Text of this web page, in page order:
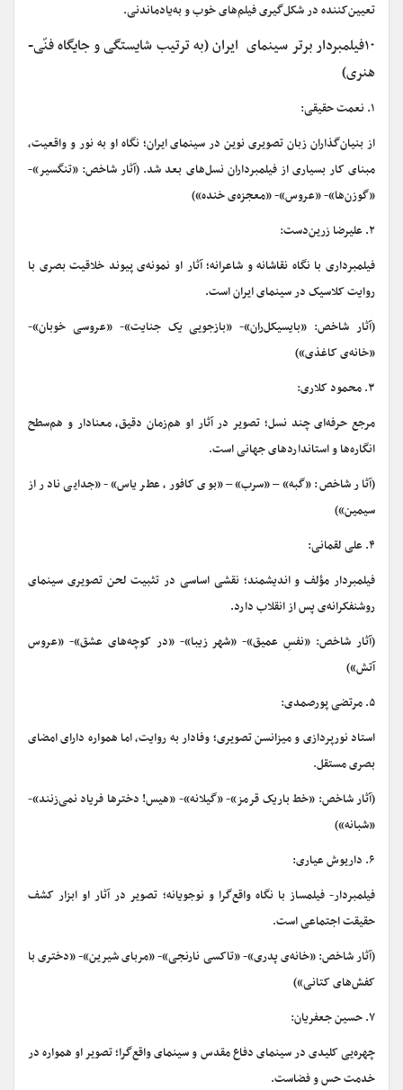
تعیین‌کننده در شکل‌گیری فیلم‌های خوب و به‌یادماندنی.
۱۰فیلمبردار برتر سینمای ایران (به ترتیب شایستگی و جایگاه فنّی-
هنری)
۱. نعمت حقیقی:
از بنیان‌گذاران زبان تصویری نوین در سینمای ایران؛ نگاه او به نور و واقعیت،
مبنای کار بسیاری از فیلمبرداران نسل‌های بعد شد. (آثار شاخص: «تنگسیر»-
«گوزن‌ها»- «عروس»- «معجزه‌ی خنده»)
۲. علیرضا زرین‌دست:
فیلمبرداری با نگاه نقاشانه و شاعرانه؛ آثار او نمونه‌ی پیوند خلاقیت بصری با
روایت کلاسیک در سینمای ایران است.
(آثار شاخص: «بایسیکل‌ران»- «بازجویی یک جنایت»- «عروسی خوبان»-
«خانه‌ی کاغذی»)
۳. محمود کلاری:
مرجع حرفه‌ای چند نسل؛ تصویر در آثار او هم‌زمان دقیق، معنادار و هم‌سطح
انگاره‌ها و استانداردهای جهانی است.
(آثار شاخص: «گبه»– «سرب»– «بوی کافور، عطر یاس»- «جدایی نادر از
سیمین»)
۴. علی لقمانی:
فیلمبردار مؤلف و اندیشمند؛ نقشی اساسی در تثبیت لحن تصویری سینمای
روشنفکرانه‌ی پس از انقلاب دارد.
(آثار شاخص: «نفسِ عمیق»- «شهر زیبا»- «در کوچه‌های عشق»- «عروس
آتش»)
۵. مرتضی پورصمدی:
استاد نورپردازی و میزانسن تصویری؛ وفادار به روایت، اما همواره دارای امضای
بصری مستقل.
(آثار شاخص: «خط باریک قرمز»- «گیلانه»- «هیس! دخترها فریاد نمی‌زنند»-
«شبانه»)
۶. داریوش عیاری:
فیلمبردار- فیلمساز با نگاه واقع‌گرا و نوجویانه؛ تصویر در آثار او ابزار کشف
حقیقت اجتماعی است.
(آثار شاخص: «خانه‌ی پدری»- «تاکسی نارنجی»- «مربای شیرین»- «دختری با
کفش‌های کتانی»)
۷. حسین جعفریان:
چهره‌یی کلیدی در سینمای دفاع مقدس و سینمای واقع‌گرا؛ تصویر او همواره در
خدمت حس و فضاست.